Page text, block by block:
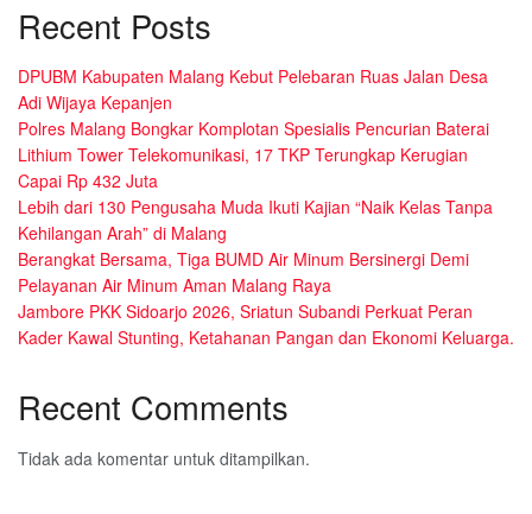
Recent Posts
DPUBM Kabupaten Malang Kebut Pelebaran Ruas Jalan Desa
Adi Wijaya Kepanjen
Polres Malang Bongkar Komplotan Spesialis Pencurian Baterai
Lithium Tower Telekomunikasi, 17 TKP Terungkap Kerugian
Capai Rp 432 Juta
Lebih dari 130 Pengusaha Muda Ikuti Kajian “Naik Kelas Tanpa
Kehilangan Arah” di Malang
Berangkat Bersama, Tiga BUMD Air Minum Bersinergi Demi
Pelayanan Air Minum Aman Malang Raya
Jambore PKK Sidoarjo 2026, Sriatun Subandi Perkuat Peran
Kader Kawal Stunting, Ketahanan Pangan dan Ekonomi Keluarga.
Recent Comments
Tidak ada komentar untuk ditampilkan.